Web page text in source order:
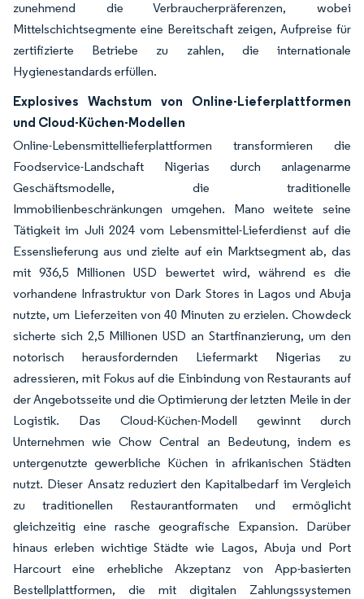
zunehmend die Verbraucherpräferenzen, wobei
Mittelschichtsegmente eine Bereitschaft zeigen, Aufpreise für
zertifizierte Betriebe zu zahlen, die internationale
Hygienestandards erfüllen.
Explosives Wachstum von Online-Lieferplattformen
und Cloud-Küchen-Modellen
Online-Lebensmittellieferplattformen transformieren die
Foodservice-Landschaft Nigerias durch anlagenarme
Geschäftsmodelle, die traditionelle
Immobilienbeschränkungen umgehen. Mano weitete seine
Tätigkeit im Juli 2024 vom Lebensmittel-Lieferdienst auf die
Essenslieferung aus und zielte auf ein Marktsegment ab, das
mit 936,5 Millionen USD bewertet wird, während es die
vorhandene Infrastruktur von Dark Stores in Lagos und Abuja
nutzte, um Lieferzeiten von 40 Minuten zu erzielen. Chowdeck
sicherte sich 2,5 Millionen USD an Startfinanzierung, um den
notorisch herausfordernden Liefermarkt Nigerias zu
adressieren, mit Fokus auf die Einbindung von Restaurants auf
der Angebotsseite und die Optimierung der letzten Meile in der
Logistik. Das Cloud-Küchen-Modell gewinnt durch
Unternehmen wie Chow Central an Bedeutung, indem es
untergenutzte gewerbliche Küchen in afrikanischen Städten
nutzt. Dieser Ansatz reduziert den Kapitalbedarf im Vergleich
zu traditionellen Restaurantformaten und ermöglicht
gleichzeitig eine rasche geografische Expansion. Darüber
hinaus erleben wichtige Städte wie Lagos, Abuja und Port
Harcourt eine erhebliche Akzeptanz von App-basierten
Bestellplattformen, die mit digitalen Zahlungssystemen